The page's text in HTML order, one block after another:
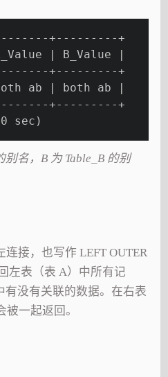
+---------+
| B_Value |
+---------+
ab | both ab |
+---------+
sec)
别名，B 为 Table_B 的别
连接，也写作 LEFT OUTER
左表（表 A）中所有记
有没有关联的数据。在右表
一起返回。